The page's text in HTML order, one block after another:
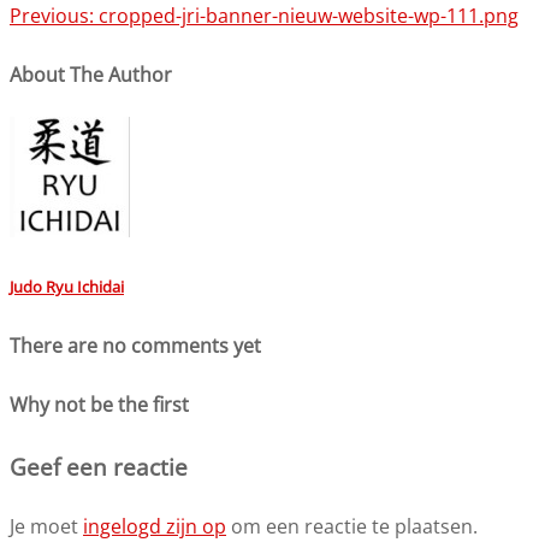
Post
Previous: cropped-jri-banner-nieuw-website-wp-111.png
About The Author
Judo Ryu Ichidai
There are no comments yet
Why not be the first
Geef een reactie
Je moet ingelogd zijn op om een reactie te plaatsen.